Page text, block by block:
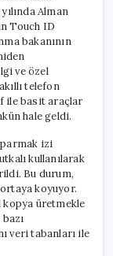
Alman
Touch ID
bakanının
ve özel
telefon
ile basit araçlar
hale geldi.
parmak izi
kullanılarak
Bu durum,
koyuyor.
kopya üretmekle
veri tabanları ile